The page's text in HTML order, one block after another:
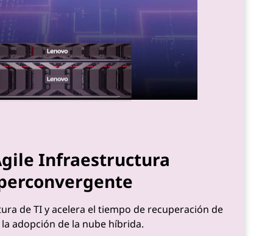
Infraestructura
de TI y acelera el tiempo de recuperación de
adopción de la nube híbrida.